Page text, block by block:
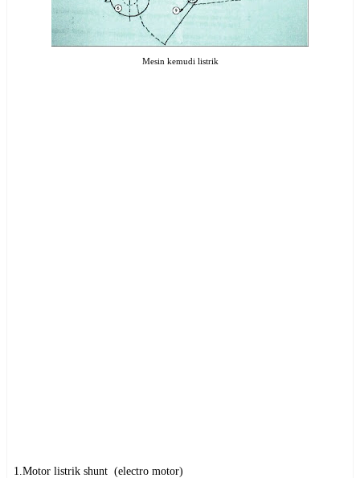
Mesin kemudi listrik
1.Motor listrik shunt  (electro motor)